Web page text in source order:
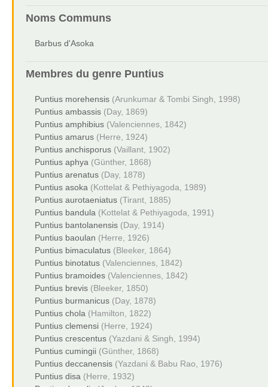
Noms Communs
Barbus d'Asoka
Membres du genre Puntius
Puntius morehensis (Arunkumar & Tombi Singh, 1998)
Puntius ambassis (Day, 1869)
Puntius amphibius (Valenciennes, 1842)
Puntius amarus (Herre, 1924)
Puntius anchisporus (Vaillant, 1902)
Puntius aphya (Günther, 1868)
Puntius arenatus (Day, 1878)
Puntius asoka (Kottelat & Pethiyagoda, 1989)
Puntius aurotaeniatus (Tirant, 1885)
Puntius bandula (Kottelat & Pethiyagoda, 1991)
Puntius bantolanensis (Day, 1914)
Puntius baoulan (Herre, 1926)
Puntius bimaculatus (Bleeker, 1864)
Puntius binotatus (Valenciennes, 1842)
Puntius bramoides (Valenciennes, 1842)
Puntius brevis (Bleeker, 1850)
Puntius burmanicus (Day, 1878)
Puntius chola (Hamilton, 1822)
Puntius clemensi (Herre, 1924)
Puntius crescentus (Yazdani & Singh, 1994)
Puntius cumingii (Günther, 1868)
Puntius deccanensis (Yazdani & Babu Rao, 1976)
Puntius disa (Herre, 1932)